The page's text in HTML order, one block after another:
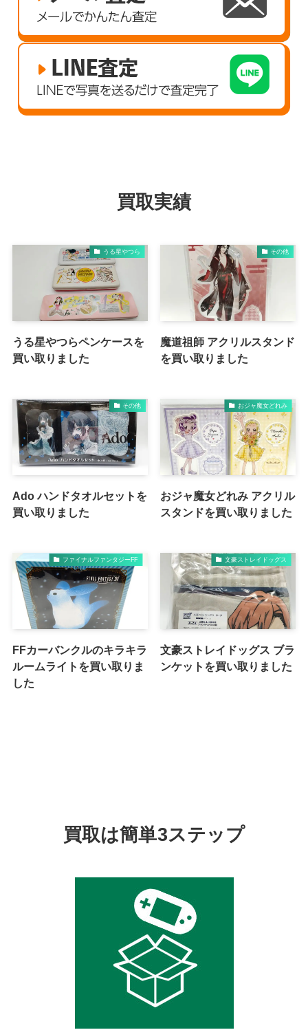
買取実績
うる星やつら
うる星やつらペンケースを
買い取りました
その他
魔道祖師 アクリルスタンド
を買い取りました
その他
Ado ハンドタオルセットを
買い取りました
おジャ魔女どれみ
おジャ魔女どれみ アクリル
スタンドを買い取りました
ファイナルファンタジーFF
FFカーバンクルのキラキラ
ルームライトを買い取りま
した
文豪ストレイドッグス
文豪ストレイドッグス ブラ
ンケットを買い取りました
買取は簡単3ステップ